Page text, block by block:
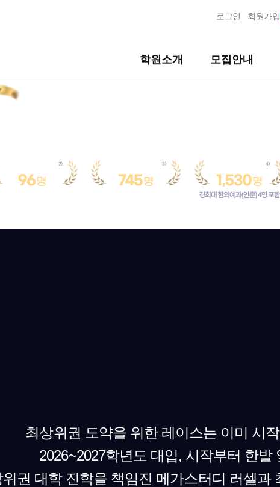
로그인 회원가입
학원소개 모집안내
최상위권 도약을 위한 레이스는 이미 시
2026~2027학년도 대입, 시작부터 한발
권 대학 진학을 책임진 메가스터디 러셀과